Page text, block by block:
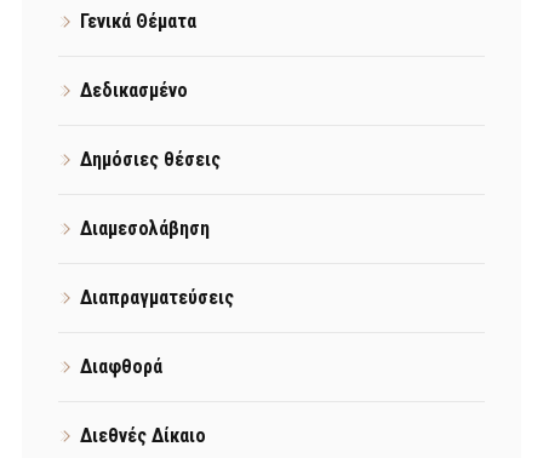
Γενικά Θέματα
Δεδικασμένο
Δημόσιες θέσεις
Διαμεσολάβηση
Διαπραγματεύσεις
Διαφθορά
Διεθνές Δίκαιο